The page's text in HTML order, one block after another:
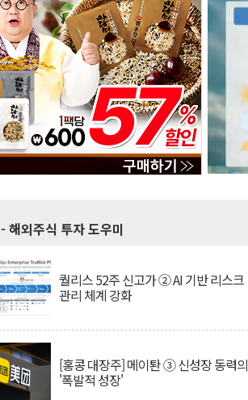
- 해외주식 투자 도우미
퀄리스 52주 신고가 ② AI 기반 리스크
관리 체계 강화
[홍콩 대장주] 메이퇀 ③ 신성장 동력의
'폭발적 성장'